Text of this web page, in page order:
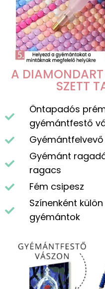
A
SZETT
Öntapadós
gyémántfestő
Gyémánt
ragacs
Fém csipesz
Színenként
gyémántok